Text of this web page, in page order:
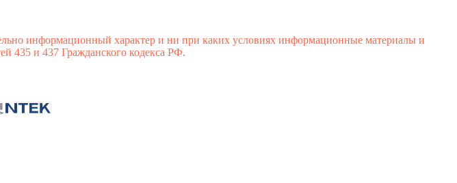
информационный характер и ни при каких условиях информационные материалы и
435 и 437 Гражданского кодекса РФ.